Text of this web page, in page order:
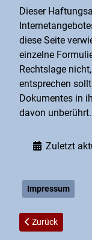
Dieser
diese Seite
einzelne
Rechtslage
entsprechen
Dokumentes in
davon unberührt.
Zuletzt
Impressum
Vorheriger
Zurück